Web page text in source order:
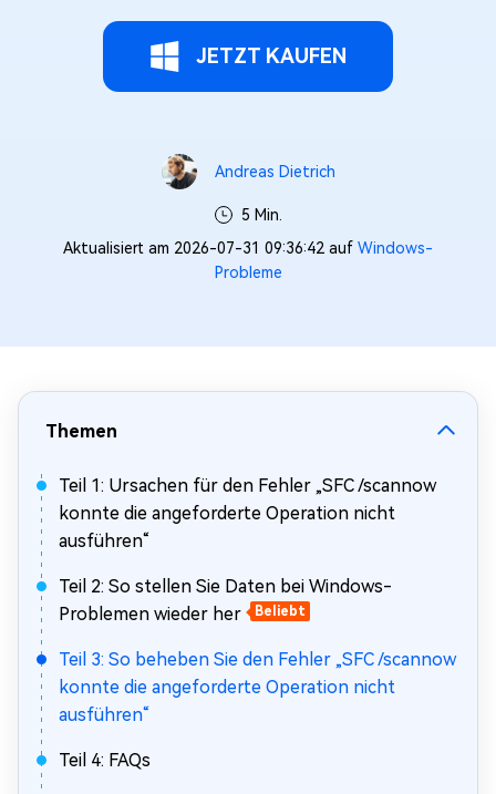
JETZT KAUFEN
Andreas Dietrich
5 Min.
Aktualisiert am 2026-07-31 09:36:42 auf Windows-
Probleme
Themen
Teil 1: Ursachen für den Fehler „SFC /scannow
konnte die angeforderte Operation nicht
ausführen“
Teil 2: So stellen Sie Daten bei Windows-
Problemen wieder her
Beliebt
Teil 3: So beheben Sie den Fehler „SFC /scannow
konnte die angeforderte Operation nicht
ausführen“
Teil 4: FAQs